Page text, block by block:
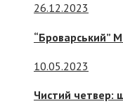
26.12.2023
“Броварський”
10.05.2023
Чистий четвер: